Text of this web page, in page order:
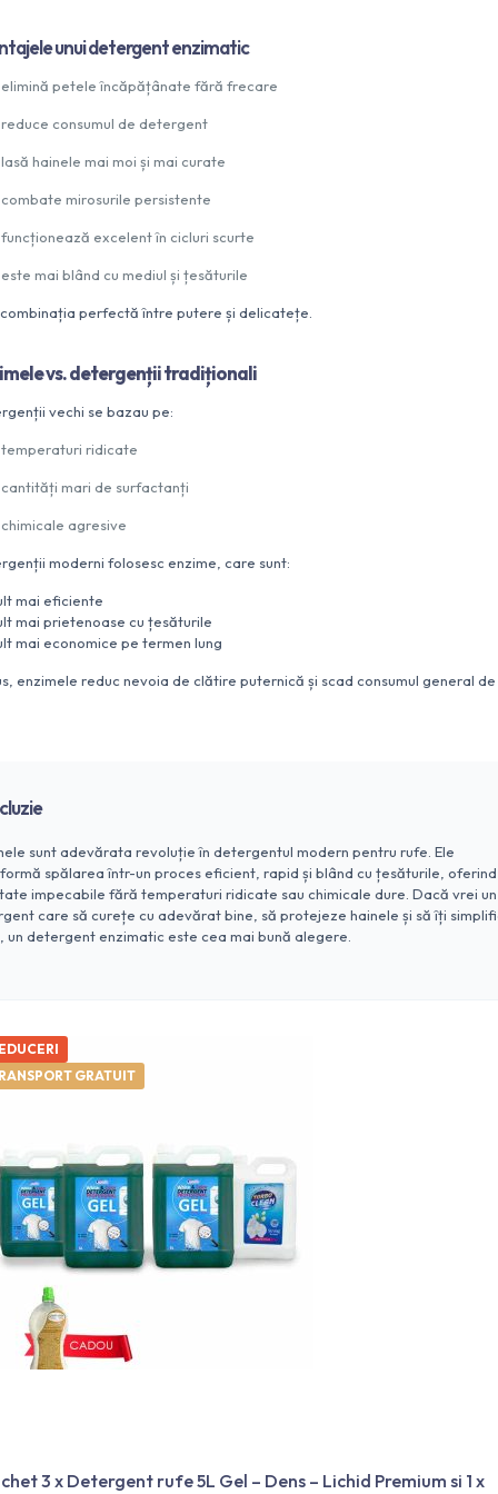
unui detergent enzimatic
elimină petele încăpățânate fără frecare
reduce consumul de detergent
lasă hainele mai moi și mai curate
combate mirosurile persistente
funcționează excelent în cicluri scurte
este mai blând cu mediul și țesăturile
perfectă între putere și delicatețe.
vs. detergenții tradiționali
vechi se bazau pe:
temperaturi ridicate
cantități mari de surfactanți
chimicale agresive
moderni folosesc enzime, care sunt:
mai eficiente
mai prietenoase cu țesăturile
mai economice pe termen lung
enzimele reduc nevoia de clătire puternică și scad consumul general
sunt adevărata revoluție în detergentul modern pentru rufe. Ele
spălarea într-un proces eficient, rapid și blând cu țesăturile, oferind
impecabile fără temperaturi ridicate sau chimicale dure. Dacă vrei un
care să curețe cu adevărat bine, să protejeze hainele și să îți
un detergent enzimatic este cea mai bună alegere.
GRATUIT
3 x Detergent rufe 5L Gel – Dens – Lichid Premium si 1 x